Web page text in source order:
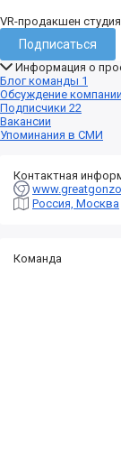
VR-продакшен студия
Подписаться
Информация о
Блог команды 1
Обсуждение компании
Подписчики 22
Вакансии
Упоминания в СМИ
Контактная
Россия, Москва
Команда